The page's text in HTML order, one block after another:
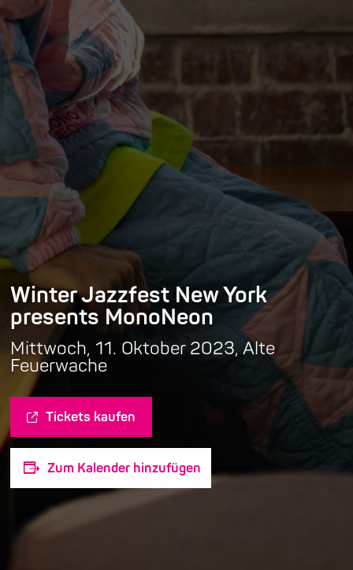
Winter Jazzfest New York
presents MonoNeon
Mittwoch, 11. Oktober 2023, Alte
Feuerwache
Tickets kaufen
Zum Kalender hinzufügen